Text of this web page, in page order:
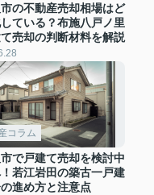
の不動産売却相場はど
ている？布施八戸ノ里
売却の判断材料を解説
コラム
で戸建て売却を検討中
若江岩田の築古一戸建
進め方と注意点